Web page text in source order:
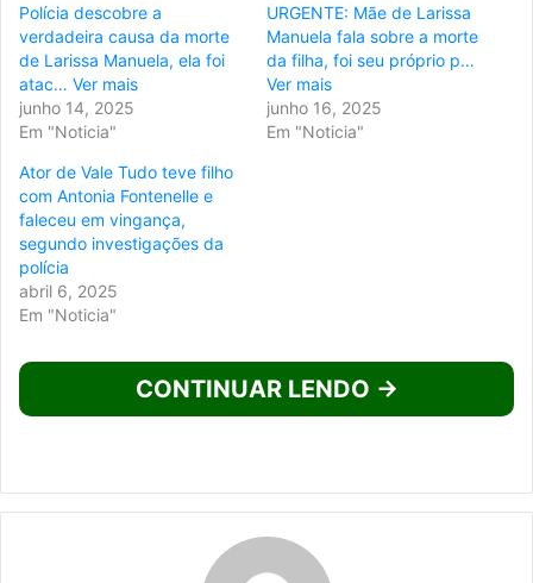
Polícia descobre a
verdadeira causa da morte
de Larissa Manuela, ela foi
atac… Ver mais
junho 14, 2025
Em "Noticia"
URGENTE: Mãe de Larissa
Manuela fala sobre a morte
da filha, foi seu próprio p…
Ver mais
junho 16, 2025
Em "Noticia"
Ator de Vale Tudo teve filho
com Antonia Fontenelle e
faleceu em vingança,
segundo investigações da
polícia
abril 6, 2025
Em "Noticia"
CONTINUAR LENDO →